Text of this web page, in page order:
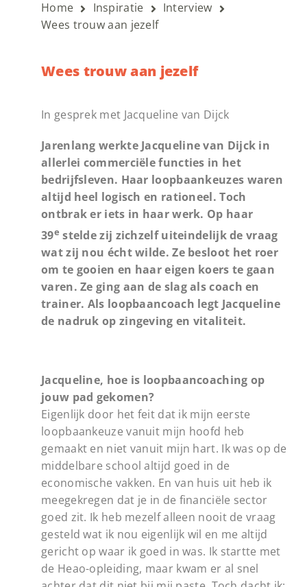
Home Inspiratie
Interview
Wees trouw aan jezelf
Wees trouw aan jezelf
In gesprek met Jacqueline van Dijck
Jarenlang werkte Jacqueline van Dijck in
allerlei commerciële functies in het
bedrijfsleven. Haar loopbaankeuzes waren
altijd heel logisch en rationeel. Toch
ontbrak er iets in haar werk. Op haar
39e stelde zij zichzelf uiteindelijk de vraag
wat zij nou écht wilde. Ze besloot het roer
om te gooien en haar eigen koers te gaan
varen. Ze ging aan de slag als coach en
trainer. Als loopbaancoach legt Jacqueline
de nadruk op zingeving en vitaliteit.
Jacqueline, hoe is loopbaancoaching op
jouw pad gekomen?
Eigenlijk door het feit dat ik mijn eerste
loopbaankeuze vanuit mijn hoofd heb
gemaakt en niet vanuit mijn hart. Ik was op de
middelbare school altijd goed in de
economische vakken. En van huis uit heb ik
meegekregen dat je in de financiële sector
goed zit. Ik heb mezelf alleen nooit de vraag
gesteld wat ik nou eigenlijk wil en me altijd
gericht op waar ik goed in was. Ik startte met
de Heao-opleiding, maar kwam er al snel